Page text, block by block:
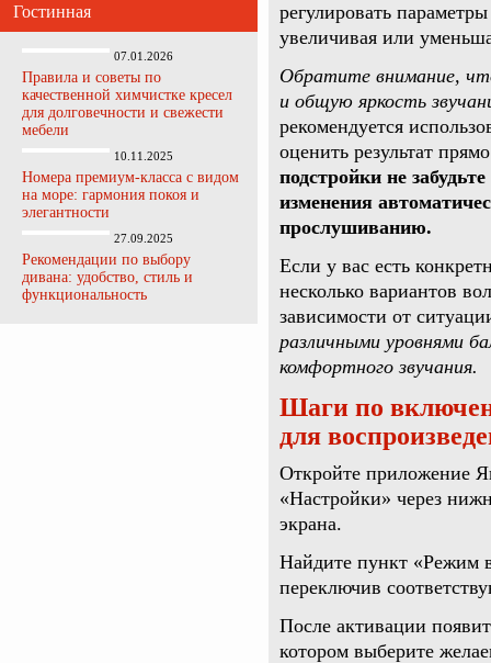
Гостинная
07.01.2026
Правила и советы по
качественной химчистке кресел
для долговечности и свежести
мебели
10.11.2025
Номера премиум-класса с видом
на море: гармония покоя и
элегантности
27.09.2025
Рекомендации по выбору
дивана: удобство, стиль и
функциональность
регулировать
увеличивая или
Обратите внимание,
и общую яркость
рекомендуется
оценить результат
подстройки не
изменения
прослушиванию.
Если у вас есть
несколько вариантов
зависимости от
различными уровнями
комфортного звучания.
Шаги по
для
Откройте приложение
«Настройки» через
экрана.
Найдите пункт «Режим
переключив
После активации
котором выберите